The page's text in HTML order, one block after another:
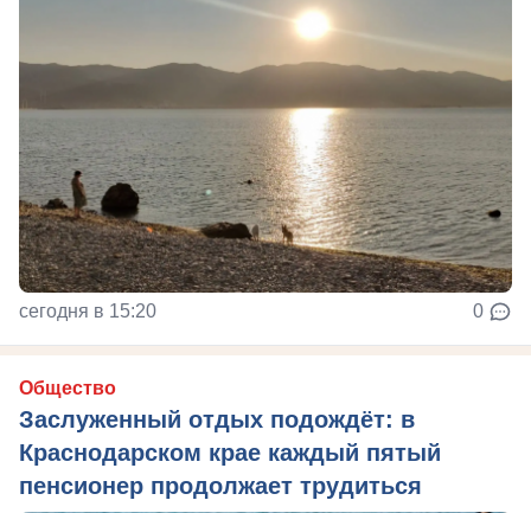
сегодня в 15:20 0
Общество
Заслуженный отдых подождёт: в
Краснодарском крае каждый пятый
пенсионер продолжает трудиться